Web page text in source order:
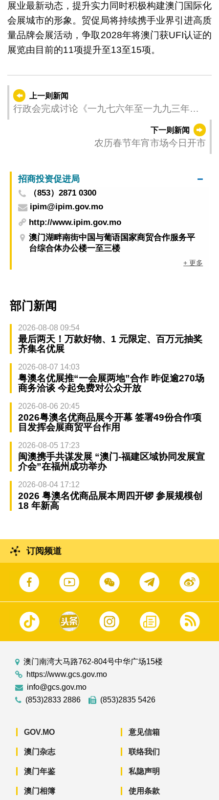
展业最新动态，提升实力同时积极构建澳门国际化
会展城市的形象。贸促局将持续携手业界引进高质
量品牌会展活动，争取2028年将澳门获UFI认证的
展览由目前的11项提升至13至15项。
上一则新闻
行政会完成讨论《一九七六年至一九九三年公
布的若干法律及法令的适应化及整合》法律草
下一则新闻
农历春节年宵市场今日开市
招商投资促进局
（853）2871 0300
ipim@ipim.gov.mo
http://www.ipim.gov.mo
澳门湖畔南街中国与葡语国家商贸合作服务平
台综合体办公楼一至三楼
+ 更多
部门新闻
2026-08-08 09:54
最后两天！万款好物、1 元限定、百万元抽奖
齐集名优展
2026-08-07 14:03
粤澳名优展推“一会展两地”合作 昨促逾270场
商务洽谈 今起免费对公众开放
2026-08-06 20:45
2026粤澳名优商品展今开幕 签署49份合作项
目发挥会展商贸平台作用
2026-08-05 17:23
闽澳携手共谋发展 “澳门-福建区域协同发展宣
介会”在福州成功举办
2026-08-04 17:12
2026 粤澳名优商品展本周四开锣 参展规模创
18 年新高
订阅频道
澳门南湾大马路762-804号中华广场15楼
https://www.gcs.gov.mo
info@gcs.gov.mo
(853)2833 2886
(853)2835 5426
GOV.MO
澳门杂志
澳门年鉴
澳门相簿
意见信箱
联络我们
私隐声明
使用条款